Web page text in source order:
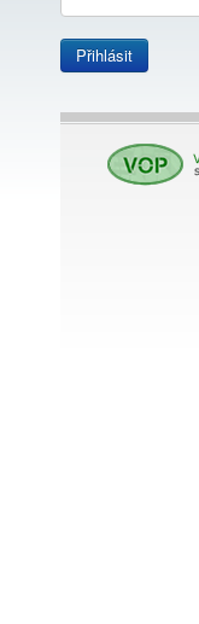
Přihlásit